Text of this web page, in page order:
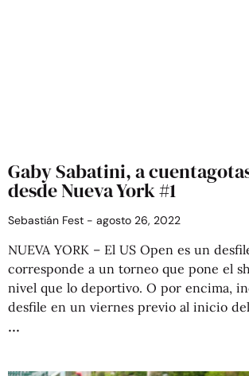
Gaby Sabatini, a
desde Nueva York #1
Sebastián Fest agosto 26, 2022
NUEVA YORK – El US Open es un
corresponde a un torneo que pone el
nivel que lo deportivo. O por encima,
desfile en un viernes previo al inicio